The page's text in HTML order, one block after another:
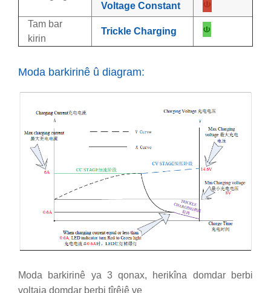
Voltage Constant
Tam bar
kirin
Trickle Charging
Moda barkirinê û diagram:
Moda barkirinê ya 3 qonax, herikîna domdar berbi
voltaja domdar berbi tîrêjê ve